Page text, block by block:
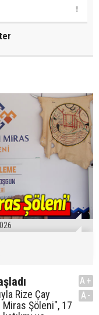
Rize Çay
Miras Şöleni", 17
A+
A-